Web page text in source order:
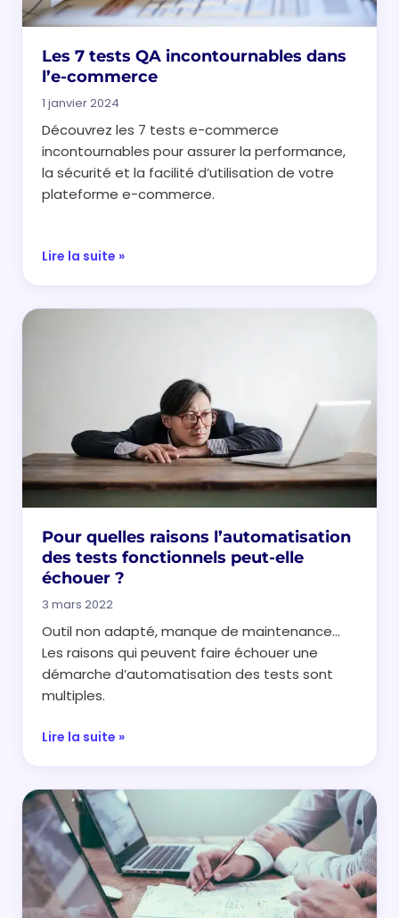
Les 7 tests QA incontournables dans
l’e-commerce
1 janvier 2024
Découvrez les 7 tests e-commerce
incontournables pour assurer la performance,
la sécurité et la facilité d’utilisation de votre
plateforme e-commerce.
Lire la suite »
Pour quelles raisons l’automatisation
des tests fonctionnels peut-elle
échouer ?
3 mars 2022
Outil non adapté, manque de maintenance…
Les raisons qui peuvent faire échouer une
démarche d’automatisation des tests sont
multiples.
Lire la suite »